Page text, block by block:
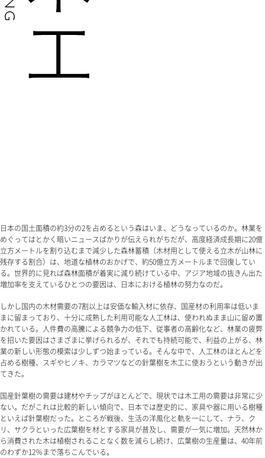
日本の国土面積の約3分の2を占めるという森はいま、どうなっているのか。林業を
めぐってはとかく暗いニュースばかりが伝えられがちだが、高度経済成長期に20億
立方メートルを割り込むまで減少した森林蓄積（木材用として使える立木が山林に
残存する割合）は、地道な植林のおかげで、約50億立方メートルまで回復してい
る。世界的に見れば森林面積が着実に減り続けている中、アジア地域の抜きん出た
増加率を支えているひとつの要因は、日本における植林の努力なのだ。
しかし国内の木材需要の7割以上は安価な輸入材に依存、国産材の利用率は低いま
まに留まっており、十分に成熟した利用可能な人工林は、使われぬまま山に留め置
かれている。人件費の高騰による競争力の低下、従事者の高齢化など、林業の疲弊
を招いた要因はさまざまに挙げられるが、それでも持続可能で、利益の上がる、林
業の新しい形態の模索は少しずつ始まっている。そんな中で、人工林のほとんどを
占める樹種、スギやヒノキ、カラマツなどの針葉樹を木工に使おうという動きが出
てきた。
国産針葉樹の需要は建材やチップがほとんどで、現状では木工用の需要は非常に少
ない。だがこれは比較的新しい傾向で、日本では歴史的に、家具や器に用いる樹種
といえば針葉樹だった。ところが戦後、生活の洋風化と軌を一にして、ナラ、ク
リ、サクラといった広葉樹を材とする家具が普及し、需要が一気に増加。天然林か
ら消費された木は植樹されることなく数を減らし続け、広葉樹の生産量は、40年前
のわずか12％まで落ちこんでいる。